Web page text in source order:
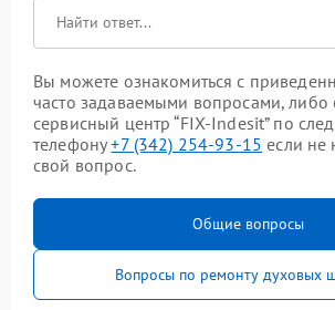
Вы можете ознакомиться с
часто задаваемыми вопросами, либо
сервисный центр “FIX-Indesit” по
телефону+7 (342) 254-93-15 если не
свой вопрос.
Общие вопросы
Вопросы по ремонту духовых